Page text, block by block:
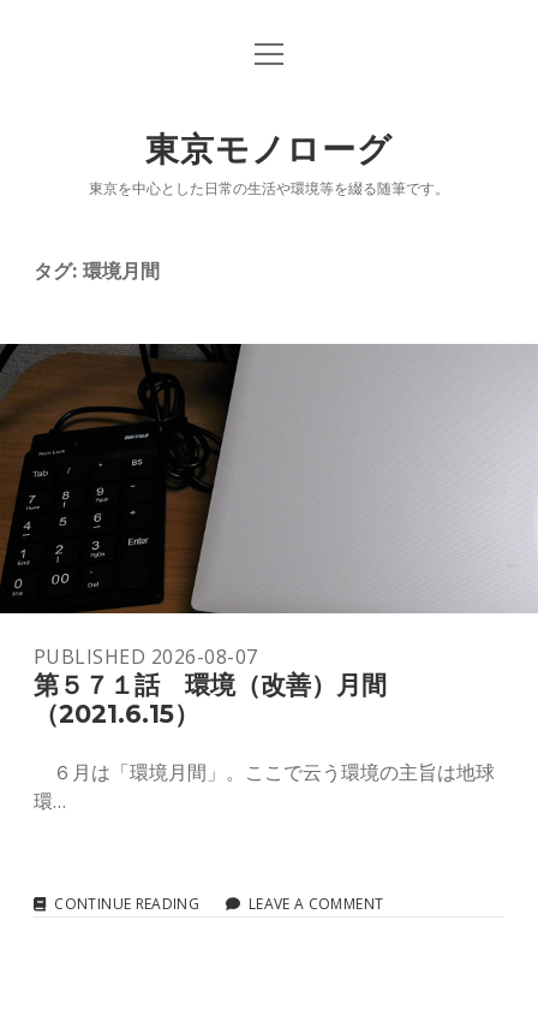
「東京モノローグ」オリジナル版
「続々 東京百景」
鉄道クイズシリーズ「駅Ｑ」
電子書籍（パブー公開分）
open
東京モノローグ
東京を中心とした日常の生活や環境等を綴る随筆です。
タグ: 環境月間
PUBLISHED 2026-08-07
第５７１話 環境（改善）月間
（2021.6.15）
６月は「環境月間」。ここで云う環境の主旨は地球
環…
CONTINUE READING LEAVE A COMMENT